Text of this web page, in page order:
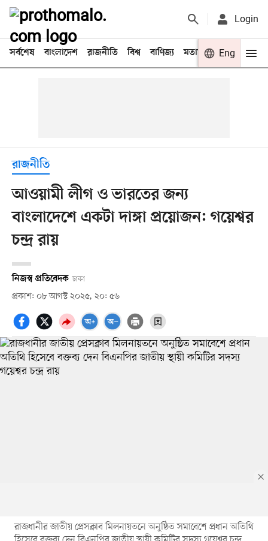
Login
সর্বশেষ বাংলাদেশ রাজনীতি বিশ্ব বাণিজ্য মতামত খেলা
Eng
রাজনীতি
আওয়ামী লীগ ও ভারতের জন্য
বাংলাদেশে একটা দাঙ্গা প্রয়োজন: গয়েশ্বর
চন্দ্র রায়
নিজস্ব প্রতিবেদক ঢাকা
প্রকাশ: ০৮ আগস্ট ২০২৫, ২০: ৫৬
রাজধানীর জাতীয় প্রেসক্লাব মিলনায়তনে অনুষ্ঠিত সমাবেশে প্রধান অতিথি